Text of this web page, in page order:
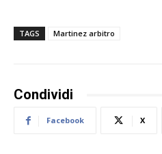
TAGS Martinez arbitro
Condividi
Facebook X